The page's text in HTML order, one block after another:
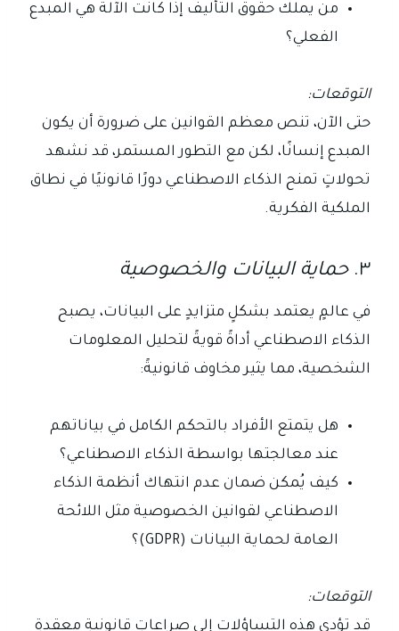
من يملك حقوق التأليف إذا كانت الآلة هي المبدع
الفعلي؟
التوقعات:
حتى الآن، تنص معظم القوانين على ضرورة أن يكون
المبدع إنسانًا، لكن مع التطور المستمر، قد نشهد
تحولاتٍ تمنح الذكاء الاصطناعي دورًا قانونيًا في نطاق
الملكية الفكرية.
٣. حماية البيانات والخصوصية
في عالمٍ يعتمد بشكلٍ متزايدٍ على البيانات، يصبح
الذكاء الاصطناعي أداةً قويةً لتحليل المعلومات
الشخصية، مما يثير مخاوف قانونيةً:
هل يتمتع الأفراد بالتحكم الكامل في بياناتهم
عند معالجتها بواسطة الذكاء الاصطناعي؟
كيف يُمكن ضمان عدم انتهاك أنظمة الذكاء
الاصطناعي لقوانين الخصوصية مثل اللائحة
العامة لحماية البيانات (GDPR)؟
التوقعات:
قد تؤدي هذه التساؤلات إلى صراعاتٍ قانونيةٍ معقدةٍ